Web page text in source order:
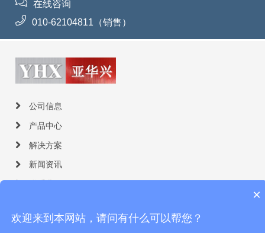
在线咨询
010-62104811（销售）
公司信息
产品中心
解决方案
新闻资讯
×
欢迎来到本网站，请问有什么可以帮您？